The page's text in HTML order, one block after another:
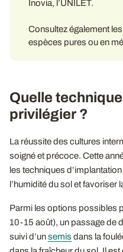
Inovia, l’UNILET.
Consultez également les
espèces pures ou en
Quelle
privilégier ?
La réussite des cultures
soigné et précoce. Cette
les techniques
l’humidité du sol et favoriser
Parmi les options possibles
10-15 août), un passage de
suivi d’unsemis dans la